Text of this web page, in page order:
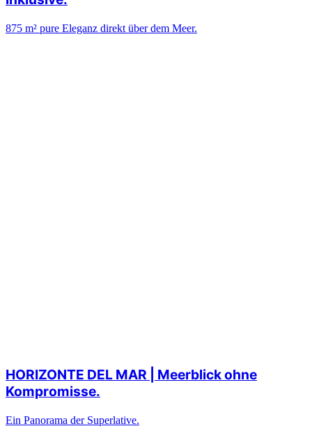
875 m² pure Eleganz direkt über dem Meer.
HORIZONTE DEL MAR | Meerblick ohne
Kompromisse.
Ein Panorama der Superlative.